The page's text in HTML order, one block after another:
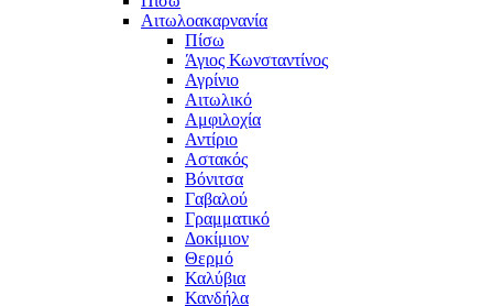
Αιτωλοακαρνανία
Πίσω
Άγιος Κωνσταντίνος
Αγρίνιο
Αιτωλικό
Αμφιλοχία
Αντίριο
Αστακός
Βόνιτσα
Γαβαλού
Γραμματικό
Δοκίμιον
Θερμό
Καλύβια
Κανδήλα